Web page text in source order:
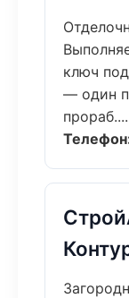
ключ
— один
прораб....